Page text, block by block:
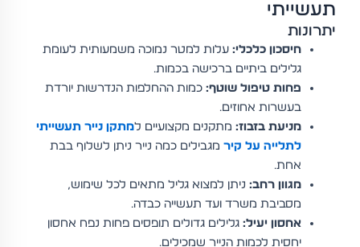
תעשייתי
יתרונות
חיסכון כלכלי: עלות למטר נמוכה משמעותית לעומת
גלילים ביתיים ברכישה בכמות.
פחות טיפול שוטף: כמות ההחלפות הנדרשות יורדת
בעשרות אחוזים.
מניעת בזבוז: מתקנים מקצועיים למתקן נייר תעשייתי
לתלייה על קיר מגבילים כמה נייר ניתן לשלוף בבת
אחת.
מגוון רחב: ניתן למצוא גליל מתאים לכל שימוש,
מסביבת משרד ועד תעשייה כבדה.
אחסון יעיל: גלילים גדולים תופסים פחות נפח אחסון
יחסית לכמות הנייר שמכילים.